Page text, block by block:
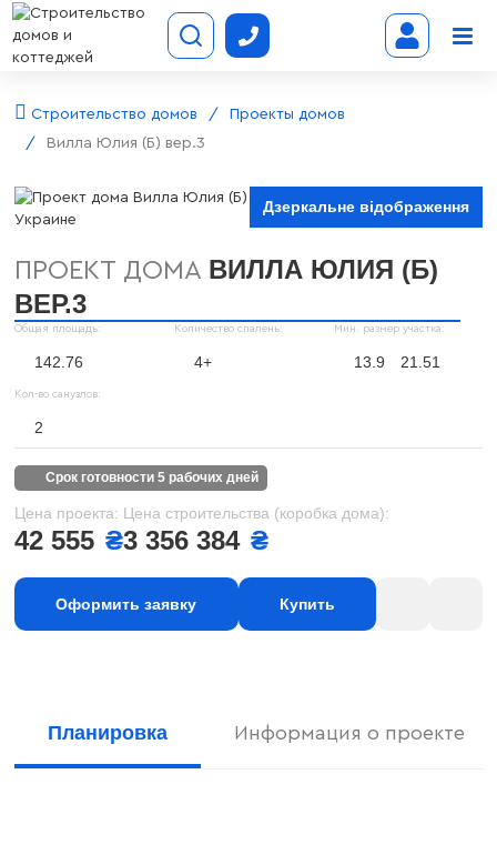
Строительство домов
Проекты домов
Вилла Юлия (Б) вер.3
Дзеркальне відображення
ПРОЕКТ ДОМА ВИЛЛА ЮЛИЯ (Б)
ВЕР.3
Общая площадь:
142.76
Количество спалень:
4+
Мин. размер участка:
13.9 21.51
Кол-во санузлов:
2
срок готовности 5 рабочих дней
Цена проекта:
42 555 ₴
Цена строительства (коробка дома):
3 356 384 ₴
Оформить заявку Купить
Планировка Информация о проекте